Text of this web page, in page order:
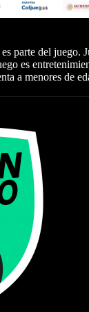
parte del juego.
es
a menores de